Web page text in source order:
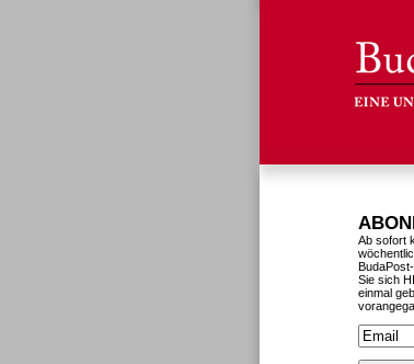
Ab sofort
Sie sich
einmal